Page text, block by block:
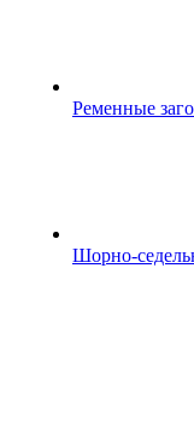
Ременные
Шорно-